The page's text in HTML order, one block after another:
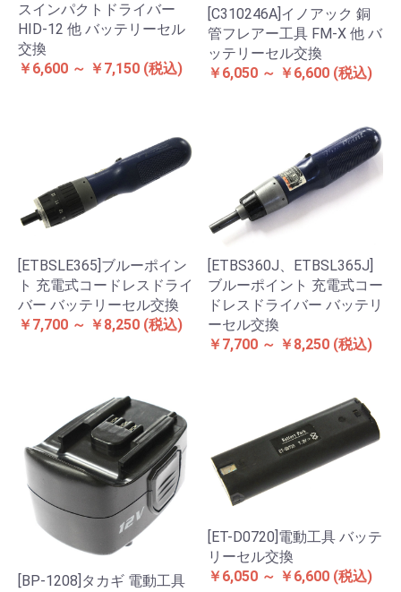
スインパクトドライバー
HID-12 他 バッテリーセル
交換
￥6,600 ～ ￥7,150 (税込)
[C310246A]イノアック 銅
管フレアー工具 FM-X 他 バ
ッテリーセル交換
￥6,050 ～ ￥6,600 (税込)
[ETBSLE365]ブルーポイン
ト 充電式コードレスドライ
バー バッテリーセル交換
￥7,700 ～ ￥8,250 (税込)
[ETBS360J、ETBSL365J]
ブルーポイント 充電式コー
ドレスドライバー バッテリ
ーセル交換
￥7,700 ～ ￥8,250 (税込)
[BP-1208]タカギ 電動工具
[ET-D0720]電動工具 バッテ
リーセル交換
￥6,050 ～ ￥6,600 (税込)